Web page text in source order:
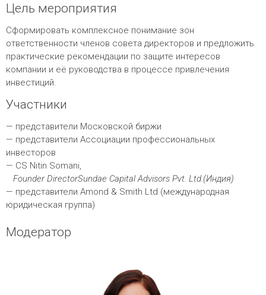
Цель мероприятия
Сформировать комплексное понимание зон
ответственности членов совета директоров и предложить
практические рекомендации по защите интересов
компании и её руководства в процессе привлечения
инвестиций.
Участники
— представители Московской биржи
— представители Ассоциации профессиональных
инвесторов
— CS Nitin Somani,
Founder DirectorSundae Capital Advisors Pvt. Ltd.(Индия)
— представители Amond & Smith Ltd (международная
юридическая группа)
Модератор